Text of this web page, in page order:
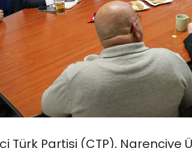
Türk Partisi (CTP), Narenciye